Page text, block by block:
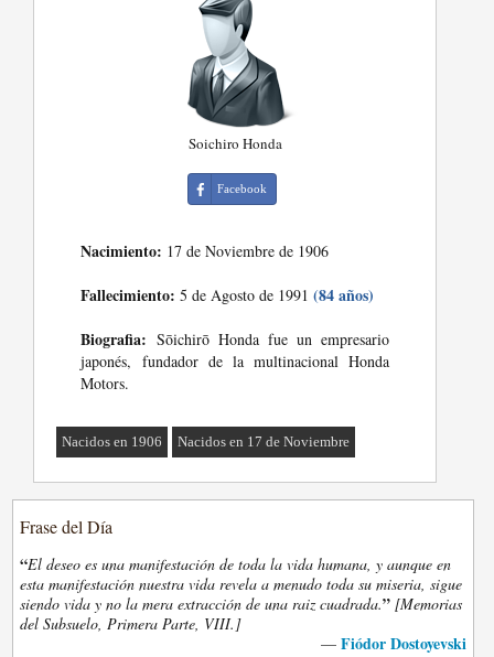
Soichiro Honda
Facebook
Nacimiento: 17 de Noviembre de 1906
Fallecimiento: 5 de Agosto de 1991(84 años)
Biografia: Sōichirō Honda fue un empresario
japonés, fundador de la multinacional Honda
Motors.
Nacidos en 1906 Nacidos en 17 de Noviembre
Frase del Día
“El deseo es una manifestación de toda la vida humana, y aunque en
esta manifestación nuestra vida revela a menudo toda su miseria, sigue
siendo vida y no la mera extracción de una raiz cuadrada.” [Memorias
del Subsuelo, Primera Parte, VIII.]
— Fiódor Dostoyevski